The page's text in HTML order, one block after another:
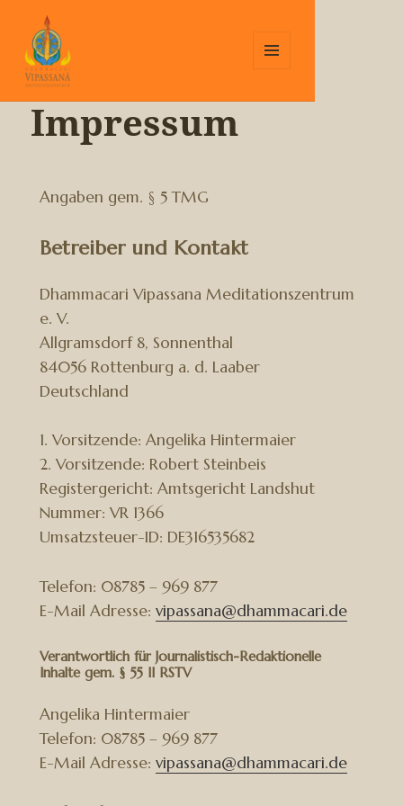
Dhammacari Vipassana
Meditation Center
WIDGETS
Impressum
Angaben gem. § 5 TMG
Betreiber und Kontakt
Dhammacari Vipassana Meditationszentrum
e. V.
Allgramsdorf 8, Sonnenthal
84056 Rottenburg a. d. Laaber
Deutschland
1. Vorsitzende: Angelika Hintermaier
2. Vorsitzende: Robert Steinbeis
Registergericht: Amtsgericht Landshut
Nummer: VR 1366
Umsatzsteuer-ID: DE316535682
Telefon: 08785 – 969 877
E-Mail Adresse:vipassana@dhammacari.de
Verantwortlich für Journalistisch-Redaktionelle
Inhalte gem. § 55 II RSTV
Angelika Hintermaier
Telefon: 08785 – 969 877
E-Mail Adresse:vipassana@dhammacari.de